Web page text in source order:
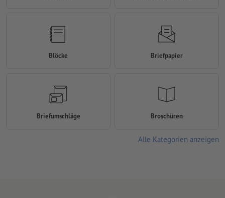
Blöcke Briefpapier
Briefumschläge Broschüren
Alle Kategorien anzeigen